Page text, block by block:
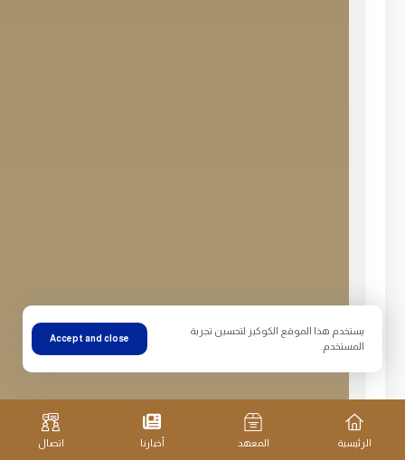
الرئيسية المعهد أخبارنا اتصال
يستخدم هذا الموقع الكوكيز لتحسين تجربة
المستخدم.
Accept and close